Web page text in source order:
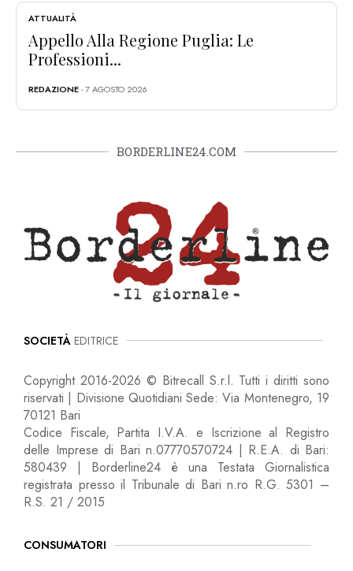
ATTUALITÀ
Appello Alla Regione Puglia: Le
Professioni...
REDAZIONE- 7 AGOSTO 2026
BORDERLINE24.COM
SOCIETÀ EDITRICE
Copyright 2016-2026 © Bitrecall S.r.l. Tutti i diritti sono
riservati | Divisione Quotidiani Sede: Via Montenegro, 19
70121 Bari
Codice Fiscale, Partita I.V.A. e Iscrizione al Registro
delle Imprese di Bari n.07770570724 | R.E.A. di Bari:
580439 | Borderline24 è una Testata Giornalistica
registrata presso il Tribunale di Bari n.ro R.G. 5301 –
R.S. 21 / 2015
CONSUMATORI